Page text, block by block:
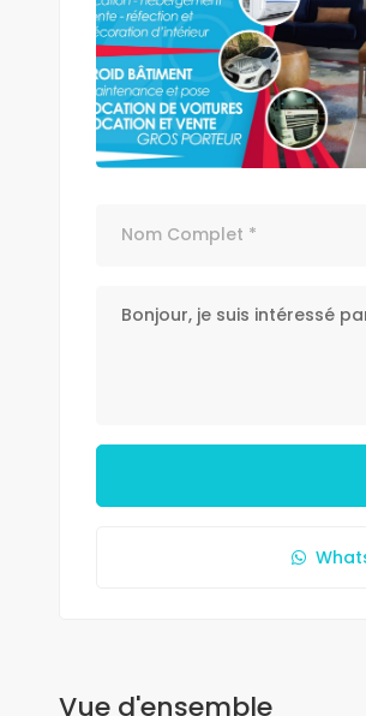
Vue d'ensemble